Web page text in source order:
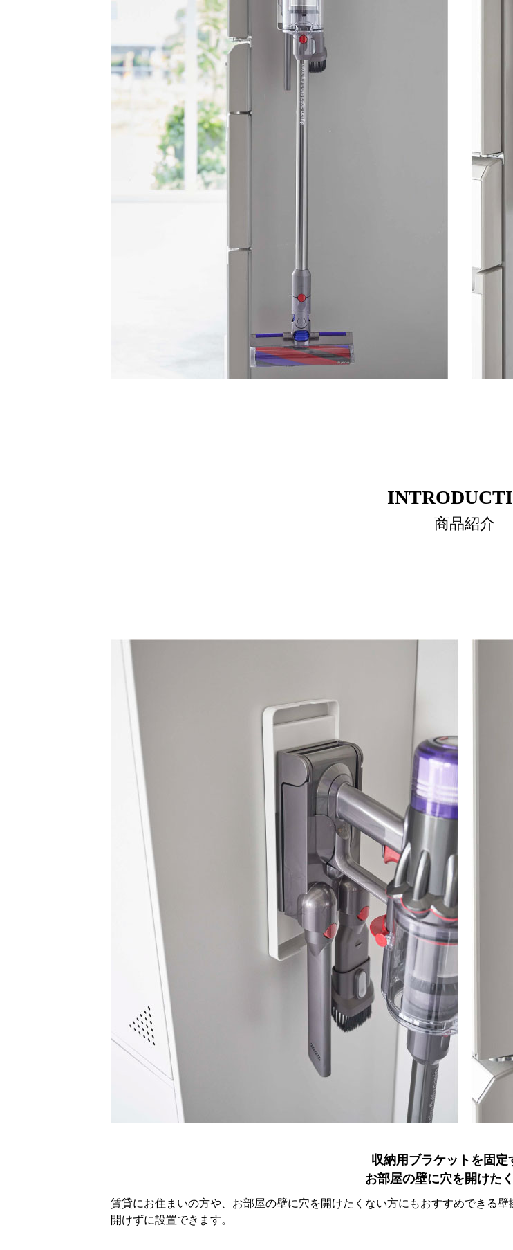
商品紹介
収納用ブラケットを固定
お部屋の壁に穴を開けた
賃貸にお住まいの方や、お部屋の壁に穴を開けたくない方にもおすすめできる
開けずに設置できます。